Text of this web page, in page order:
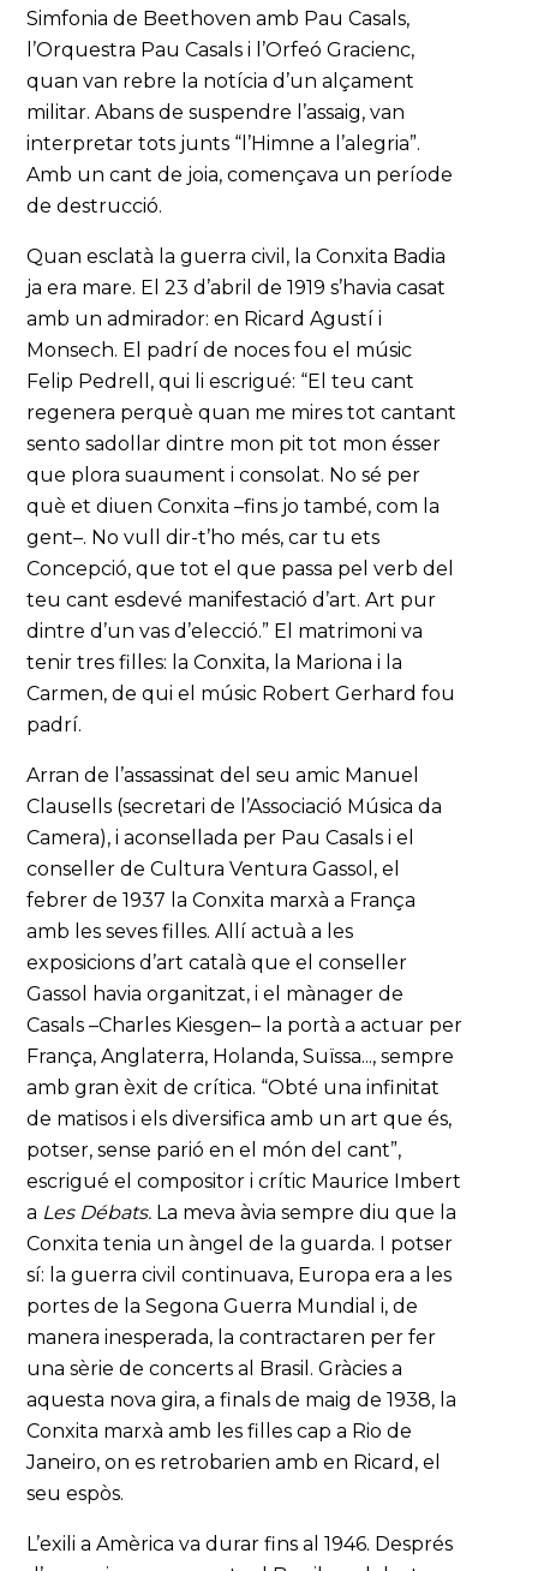
Simfonia de Beethoven amb Pau Casals,
l’Orquestra Pau Casals i l’Orfeó Gracienc,
quan van rebre la notícia d’un alçament
militar. Abans de suspendre l’assaig, van
interpretar tots junts “l’Himne a l’alegria”.
Amb un cant de joia, començava un període
de destrucció.
Quan esclatà la guerra civil, la Conxita Badia
ja era mare. El 23 d’abril de 1919 s’havia casat
amb un admirador: en Ricard Agustí i
Monsech. El padrí de noces fou el músic
Felip Pedrell, qui li escrigué: “El teu cant
regenera perquè quan me mires tot cantant
sento sadollar dintre mon pit tot mon ésser
que plora suaument i consolat. No sé per
què et diuen Conxita –fins jo també, com la
gent–. No vull dir-t’ho més, car tu ets
Concepció, que tot el que passa pel verb del
teu cant esdevé manifestació d’art. Art pur
dintre d’un vas d’elecció.” El matrimoni va
tenir tres filles: la Conxita, la Mariona i la
Carmen, de qui el músic Robert Gerhard fou
padrí.
Arran de l’assassinat del seu amic Manuel
Clausells (secretari de l’Associació Música da
Camera), i aconsellada per Pau Casals i el
conseller de Cultura Ventura Gassol, el
febrer de 1937 la Conxita marxà a França
amb les seves filles. Allí actuà a les
exposicions d’art català que el conseller
Gassol havia organitzat, i el mànager de
Casals –Charles Kiesgen– la portà a actuar per
França, Anglaterra, Holanda, Suïssa..., sempre
amb gran èxit de crítica. “Obté una infinitat
de matisos i els diversifica amb un art que és,
potser, sense parió en el món del cant”,
escrigué el compositor i crític Maurice Imbert
a Les Débats. La meva àvia sempre diu que la
Conxita tenia un àngel de la guarda. I potser
sí: la guerra civil continuava, Europa era a les
portes de la Segona Guerra Mundial i, de
manera inesperada, la contractaren per fer
una sèrie de concerts al Brasil. Gràcies a
aquesta nova gira, a finals de maig de 1938, la
Conxita marxà amb les filles cap a Rio de
Janeiro, on es retrobarien amb en Ricard, el
seu espòs.
L’exili a Amèrica va durar fins al 1946. Després